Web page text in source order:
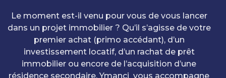
Le moment est-il venu pour vous de vous lancer
dans un projet immobilier ? Qu’il s’agisse de votre
premier achat (primo accédant), d’un
investissement locatif, d’un rachat de prêt
immobilier ou encore de l’acquisition d’une
résidence secondaire, Ymanci vous accompagne